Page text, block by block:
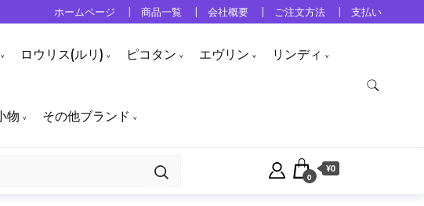
ホームページ 商品一覧 会社概要 ご注文方法 支払い
ロウリス(ルリ) ピコタン エヴリン リンディ
物 その他ブランド
0
¥0